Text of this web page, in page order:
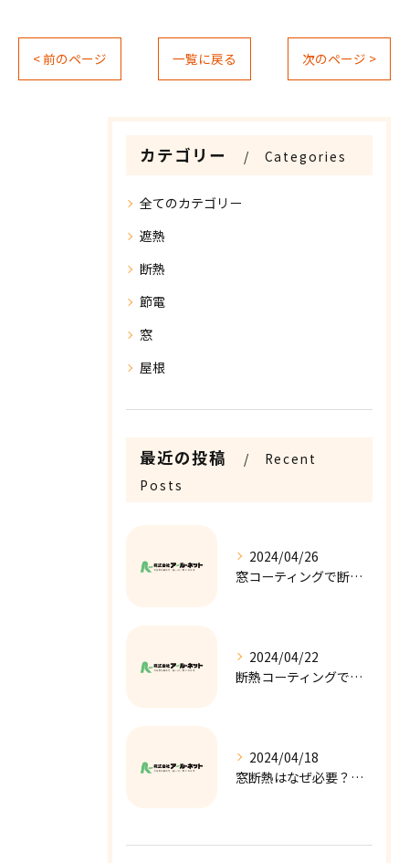
< 前のページ 一覧に戻る 次のページ >
カテゴリー Categories
全てのカテゴリー
遮熱
断熱
節電
窓
屋根
最近の投稿
Recent
Posts
2024/04/26
窓コーティングで断熱性を向上！快適な室内環境への第一歩！
2024/04/22
断熱コーティングで窓の結露を解消！快適な室内環境の実現！
2024/04/18
窓断熱はなぜ必要？窓断熱のメリットを解説します！